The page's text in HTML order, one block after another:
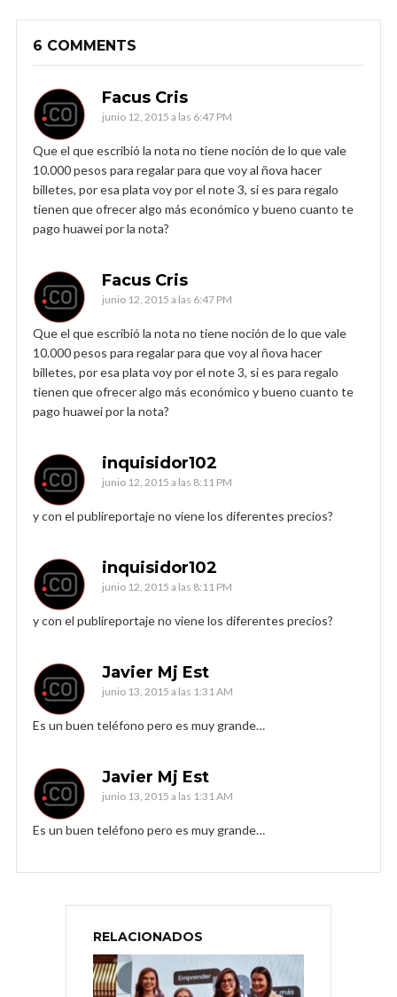
6 COMMENTS
Facus Cris
junio 12, 2015 a las 6:47 PM
Que el que escribió la nota no tiene noción de lo que vale
10.000 pesos para regalar para que voy al ñova hacer
billetes, por esa plata voy por el note 3, si es para regalo
tienen que ofrecer algo más económico y bueno cuanto te
pago huawei por la nota?
Facus Cris
junio 12, 2015 a las 6:47 PM
Que el que escribió la nota no tiene noción de lo que vale
10.000 pesos para regalar para que voy al ñova hacer
billetes, por esa plata voy por el note 3, si es para regalo
tienen que ofrecer algo más económico y bueno cuanto te
pago huawei por la nota?
inquisidor102
junio 12, 2015 a las 8:11 PM
y con el publireportaje no viene los diferentes precios?
inquisidor102
junio 12, 2015 a las 8:11 PM
y con el publireportaje no viene los diferentes precios?
Javier Mj Est
junio 13, 2015 a las 1:31 AM
Es un buen teléfono pero es muy grande…
Javier Mj Est
junio 13, 2015 a las 1:31 AM
Es un buen teléfono pero es muy grande…
RELACIONADOS